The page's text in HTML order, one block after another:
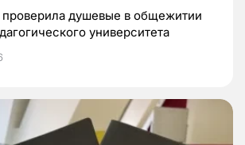
проверила душевые в общежитии
университета